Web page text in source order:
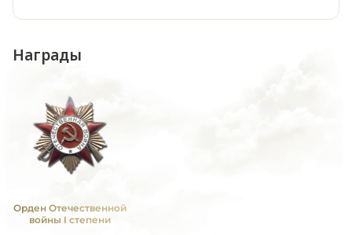
Награды
Орден Отечественной
войны I степени